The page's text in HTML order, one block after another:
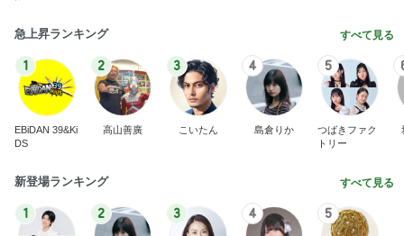
急上昇ランキング すべて見る
1
EBiDAN 39&Ki
DS
2
高山善廣
3
こいたん
4
島倉りか
5
つばきファク
トリー
新登場ランキング すべて見る
1 2 3 4 5